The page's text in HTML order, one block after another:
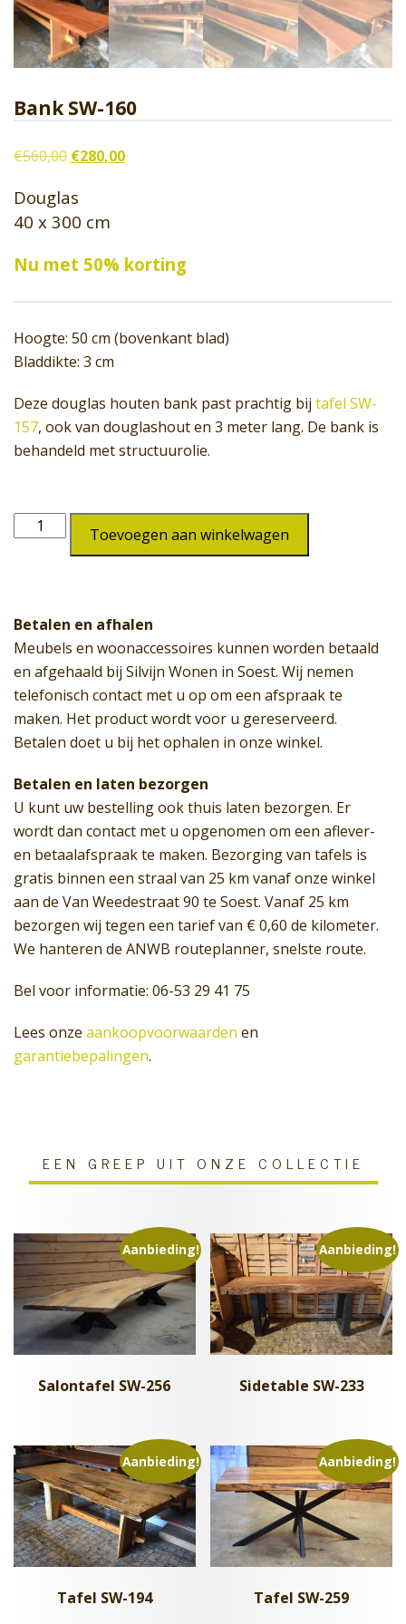
Bank SW-160
€560,00 Oorspronkelijke
was:
€560,00.
€280,00Huidige
Douglas
40 x 300 cm
Nu met 50% korting
Hoogte: 50 cm (bovenkant blad)
Bladdikte: 3 cm
Deze douglas houten bank past prachtig bij tafel SW-
157, ook van douglashout en 3 meter lang. De bank is
behandeld met structuurolie.
Bank
SW-
Toevoegen aan winkelwagen
Betalen en afhalen
Meubels en woonaccessoires kunnen worden betaald
en afgehaald bij Silvijn Wonen in Soest. Wij nemen
telefonisch contact met u op om een afspraak te
maken. Het product wordt voor u gereserveerd.
Betalen doet u bij het ophalen in onze winkel.
Betalen en laten bezorgen
U kunt uw bestelling ook thuis laten bezorgen. Er
wordt dan contact met u opgenomen om een aflever-
en betaalafspraak te maken. Bezorging van tafels is
gratis binnen een straal van 25 km vanaf onze winkel
aan de Van Weedestraat 90 te Soest. Vanaf 25 km
bezorgen wij tegen een tarief van € 0,60 de kilometer.
We hanteren de ANWB routeplanner, snelste route.
Bel voor informatie: 06-53 29 41 75
Lees onze aankoopvoorwaarden en
garantiebepalingen.
EEN GREEP UIT ONZE COLLECTIE
Aanbieding!
Salontafel SW-256
Aanbieding!
Sidetable SW-233
Aanbieding!
Tafel SW-194
Aanbieding!
Tafel SW-259